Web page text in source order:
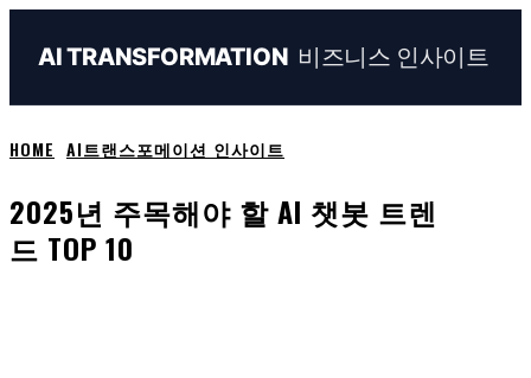
AI TRANSFORMATION 비즈니스 인사이트
HOME AI트랜스포메이션 인사이트
2025년 주목해야 할 AI 챗봇 트렌
드 TOP 10